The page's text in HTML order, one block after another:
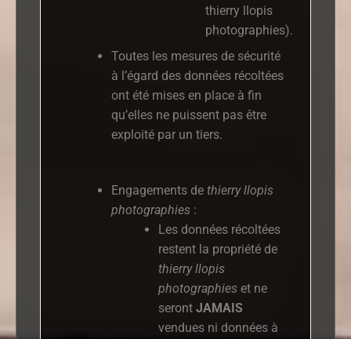
thierry llopis
photographies).
Toutes les mesures de sécurité
à l’égard des données récoltées
ont été mises en place à fin
qu’elles ne puissent pas être
exploité par un tiers.
Engagements de thierry llopis
photographies :
Les données récoltées
restent la propriété de
thierry llopis
photographies et ne
seront JAMAIS
vendues ni données à